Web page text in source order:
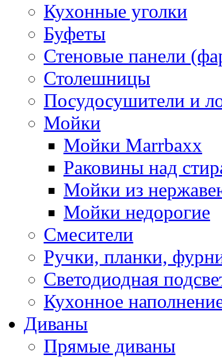
Кухонные уголки
Буфеты
Стеновые панели
Столешницы
Посудосушители и
Мойки
Мойки Marrbaxx
Раковины над
Мойки из
Мойки недорогие
Смесители
Ручки, планки,
Светодиодная
Кухонное
Диваны
Прямые диваны